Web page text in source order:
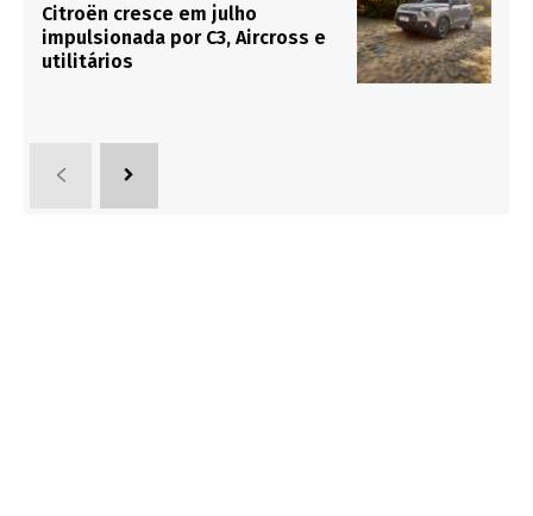
Citroën cresce em julho
impulsionada por C3, Aircross e
utilitários